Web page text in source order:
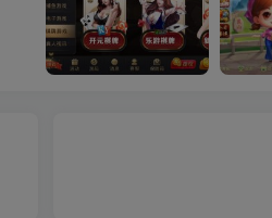
【注册会员免费】视讯APP平台完整版